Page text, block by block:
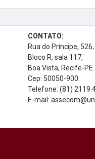
CONTATO:
Rua do Príncipe, 526,
Bloco R, sala 117,
Boa Vista, Recife-PE.
Cep: 50050-900.
Telefone: (81)
E-mail: